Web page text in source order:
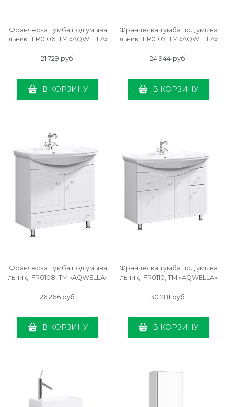
Франческа тумба под умыва
льник, FR0106, ТМ «AQWELLA»
21 729 руб.
В КОРЗИНУ
Франческа тумба под умыва
льник, FR0107, ТМ «AQWELLA»
24 944 руб.
В КОРЗИНУ
Франческа тумба под умыва
льник, FR0108, ТМ «AQWELLA»
26 266 руб.
В КОРЗИНУ
Франческа тумба под умыва
льник, FR0110, ТМ «AQWELLA»
30 281 руб.
В КОРЗИНУ